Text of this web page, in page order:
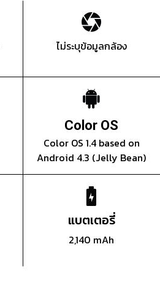
ไม่ระบุข้อมูลกล้อง
Color OS
Color OS 1.4 based on
Android 4.3 (Jelly Bean)
แบตเตอรี่
2,140 mAh